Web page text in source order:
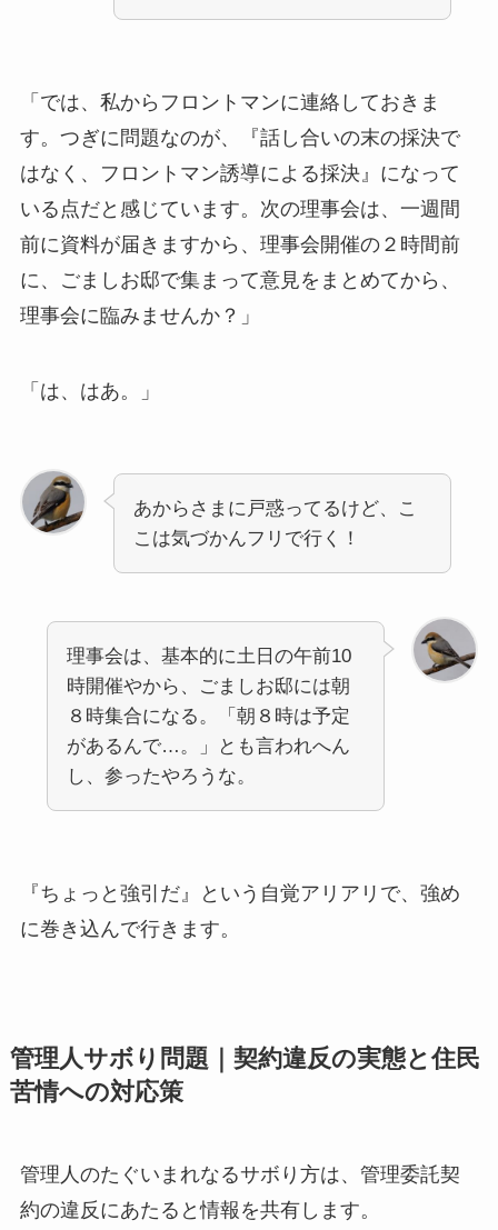
「では、私からフロントマンに連絡しておきま
す。つぎに問題なのが、『話し合いの末の採決で
はなく、フロントマン誘導による採決』になって
いる点だと感じています。次の理事会は、一週間
前に資料が届きますから、理事会開催の２時間前
に、ごましお邸で集まって意見をまとめてから、
理事会に臨みませんか？」
「は、はあ。」
あからさまに戸惑ってるけど、こ
こは気づかんフリで行く！
理事会は、基本的に土日の午前10
時開催やから、ごましお邸には朝
８時集合になる。「朝８時は予定
があるんで…。」とも言われへん
し、参ったやろうな。
『ちょっと強引だ』という自覚アリアリで、強め
に巻き込んで行きます。
管理人サボり問題｜契約違反の実態と住民
苦情への対応策
管理人のたぐいまれなるサボり方は、管理委託契
約の違反にあたると情報を共有します。